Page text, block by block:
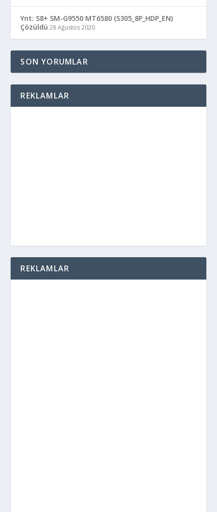
Ynt: S8+ SM-G9550 MT6580 (S305_8P_HDP_EN)
Çözüldü 28 Ağustos 2020
SON YORUMLAR
REKLAMLAR
REKLAMLAR